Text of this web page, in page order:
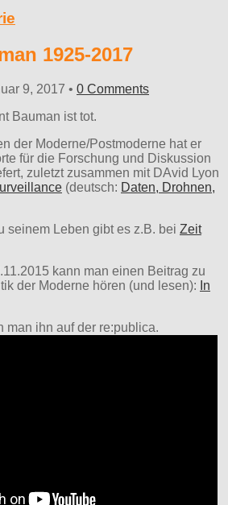
1925-2017
9, 2017 • 0 Comments
Bauman ist tot.
der Moderne/Postmoderne hat er
für die Forschung und Diskussion
zuletzt zusammen mit DAvid Lyon
(deutsch: Daten, Drohnen,
seinem Leben gibt es z.B. bei Zeit
kann man einen Beitrag zu
der Moderne hören (und lesen): In
man ihn auf der re:publica.